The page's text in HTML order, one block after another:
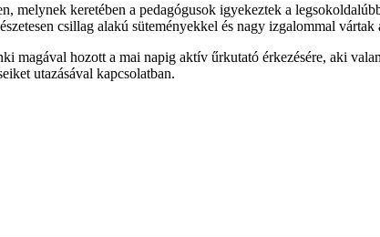
melynek keretében a pedagógusok igyekeztek a
csillag alakú süteményekkel és nagy izgalommal vártak
magával hozott a mai napig aktív űrkutató érkezésére, aki
utazásával kapcsolatban.